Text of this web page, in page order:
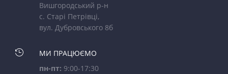
Вишгородський р-н
с. Старі Петрівці,
вул. Дубровського 8б

МИ ПРАЦЮЄМО
пн-пт: 9:00-17:30